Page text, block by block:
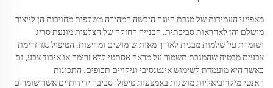
מאפייני העמידות של מגבת היוגה היבשה המהירה משקפות מחויבות הן לייצור
מושלם והן לאחראות סביבתית. הבנייה החזקה של הצלעות מונעת סריג
ושומרת על שלמות מבנית לאורך מאות שימושים ומחיצות. הטיפול נגד זרימת
צבעים מבטיח שהמגבת תשמור על מראה אסתטי ללא זרימה או איבוד צבע, גם
כאשר היא מועמדת לשימוש אינטנסיבי וניקויים תכופים. התכונות
האנטי-מיקרוביאליות מושגות באמצעות טיפולי סביבה ידידותיים אשר שומרים